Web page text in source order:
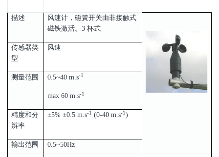
描述
风速计，磁簧开关由非接触式
磁铁激活。3 杯式
传感器类
型
风速
测量范围 0.5~40 m.s‐1
max 60 m.s‐1
精度和分
辨率
±5% ±0.5 m.s‐1 (0‐40 m.s‐1 )
输出范围 0.5~50Hz